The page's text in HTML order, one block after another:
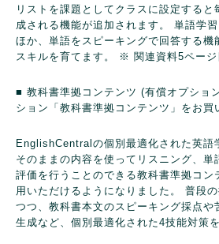
リストを課題としてクラスに設定すると
成される機能が追加されます。
単語学
ほか、単語をスピーキングで回答する機
スキルを育てます。
※ 関連資料5ページ
■ 教科書準拠コンテンツ (有償オプショ
ション「教科書準拠コンテンツ」をお買
EnglishCentralの個別最適化された英語
そのままの内容を使ってリスニング、単
評価を行うことのできる教科書準拠コン
用いただけるようになりました。
普段
つつ、教科書本文のスピーキング採点や
生成など、個別最適化された4技能対策